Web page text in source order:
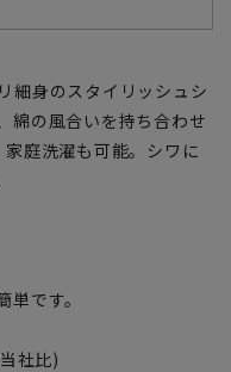
細身のスタイリッシュシ
綿の風合いを持ち合わせ
庭洗濯も可能。シワに
です。
社比)